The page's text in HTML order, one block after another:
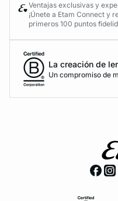
Ventajas exclusivas y
¡Únete a Etam Connect y
primeros 100 puntos
La creación de
Un compromiso de